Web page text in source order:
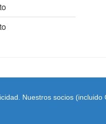
Nuestros socios